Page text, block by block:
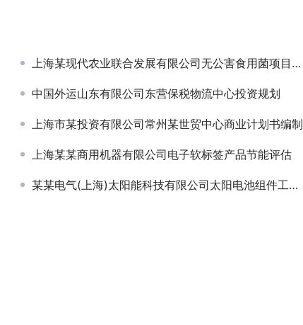
上海某现代农业联合发展有限公司无公害食用菌项目资金申请报告
中国外运山东有限公司东营保税物流中心投资规划
上海市某投资有限公司常州某世贸中心商业计划书编制
上海某某商用机器有限公司电子软标签产品节能评估
某某电气(上海)太阳能科技有限公司太阳电池组件工厂项目申请报告、节能分析篇